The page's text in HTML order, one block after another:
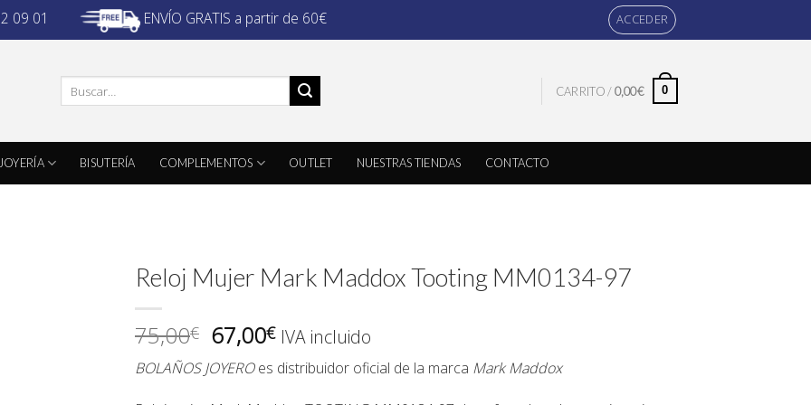
09 01 ENVÍO GRATIS a partir de 60€ ACCEDER
por:
CARRITO /0,00€ 0
JOYERÍA BISUTERÍA COMPLEMENTOS OUTLET NUESTRAS TIENDAS CONTACTO
Reloj Mujer Mark Maddox Tooting MM0134-97
75,00€ El
precio
original
67,00€El
precio
actual
IVA incluido
BOLAÑOS JOYEROes distribuidor oficial de la marca Mark Maddox